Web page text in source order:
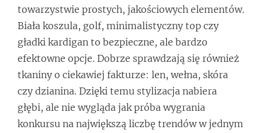
towarzystwie prostych, jakościowych elementów.
Biała koszula, golf, minimalistyczny top czy
gładki kardigan to bezpieczne, ale bardzo
efektowne opcje. Dobrze sprawdzają się również
tkaniny o ciekawiej fakturze: len, wełna, skóra
czy dzianina. Dzięki temu stylizacja nabiera
głębi, ale nie wygląda jak próba wygrania
konkursu na największą liczbę trendów w jednym